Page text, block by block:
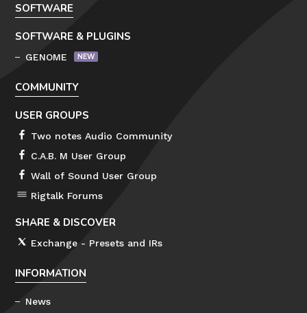
SOFTWARE
SOFTWARE & PLUGINS
GENOME
COMMUNITY
USER GROUPS
Two notes Audio Community
C.A.B. M User Group
Wall of Sound User Group
Rigtalk Forums
SHARE & DISCOVER
Exchange - Presets and IRs
INFORMATION
News